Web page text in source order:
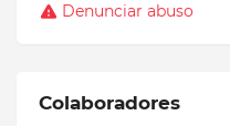
Denunciar abuso
Colaboradores